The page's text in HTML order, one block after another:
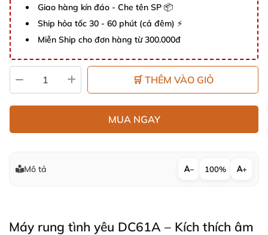
Giao hàng kín đáo - Che tên SP 📦
Ship hỏa tốc 30 - 60 phút (cả đêm) ⚡
Miễn Ship cho đơn hàng từ 300.000đ
🛒 THÊM VÀO GIỎ
MUA NGAY
Mô tả − 100% +
Máy rung tình yêu DC61A – Kích thích âm